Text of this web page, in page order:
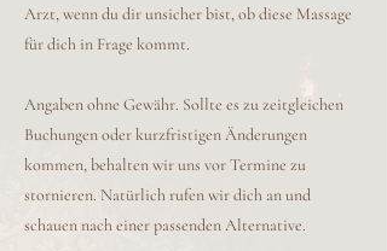
Arzt, wenn du dir unsicher bist, ob diese Massage
für dich in Frage kommt.
Angaben ohne Gewähr. Sollte es zu zeitgleichen
Buchungen oder kurzfristigen Änderungen
kommen, behalten wir uns vor Termine zu
stornieren. Natürlich rufen wir dich an und
schauen nach einer passenden Alternative.